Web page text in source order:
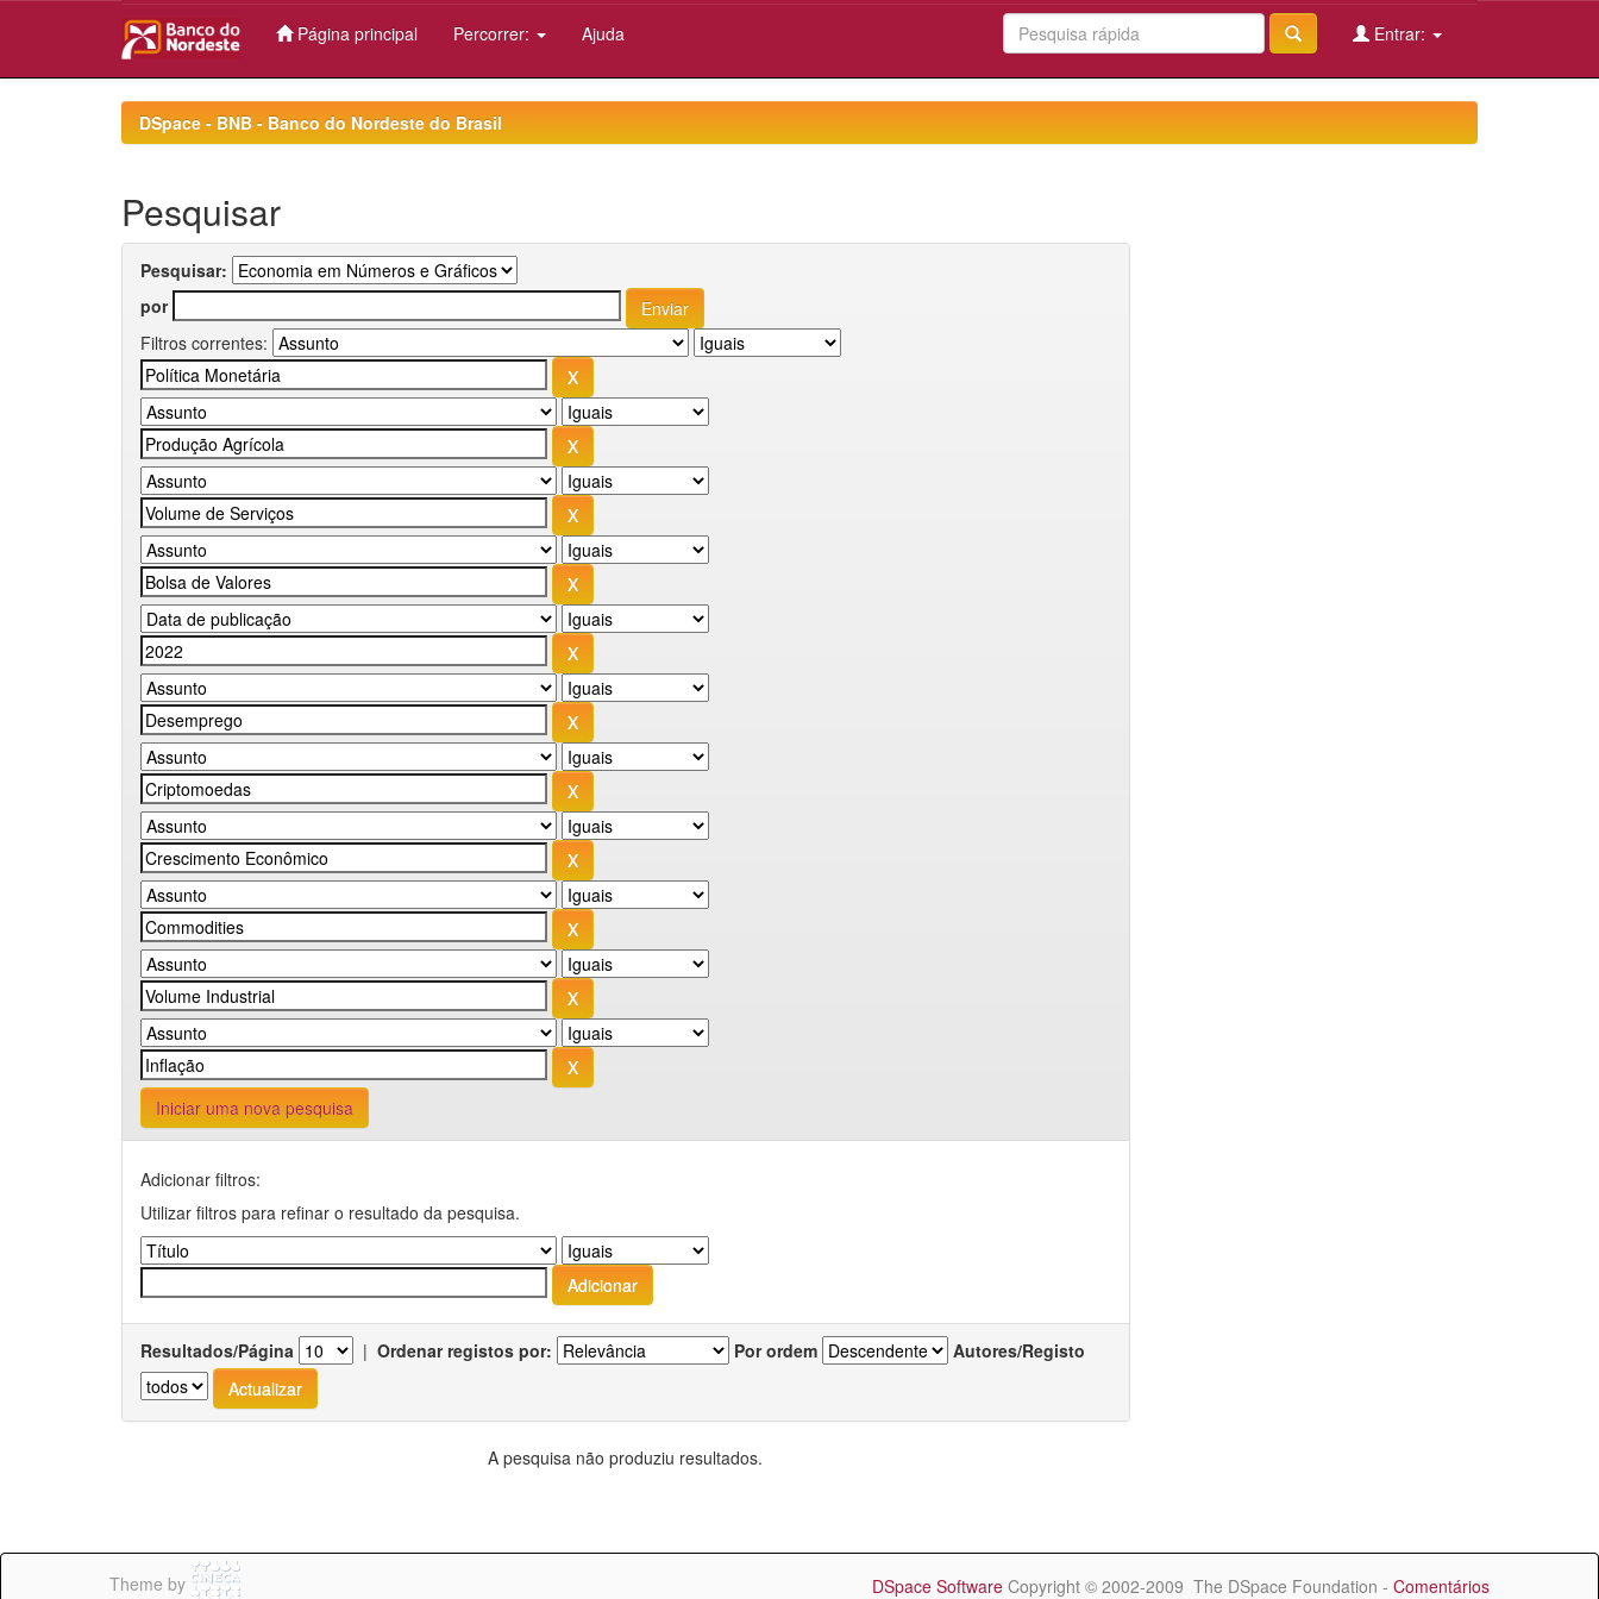
Página principal Percorrer: Ajuda Entrar:
DSpace - BNB - Banco do Nordeste do Brasil
Pesquisar
Pesquisar:
por
Filtros correntes:
Iniciar uma nova pesquisa
Adicionar filtros:
Utilizar filtros para refinar o resultado da pesquisa.
Resultados/Página | Ordenar registos por: Por ordem Autores/Registo
A pesquisa não produziu resultados.
Theme by DSpace Software Copyright © 2002-2009 The DSpace Foundation - Comentários